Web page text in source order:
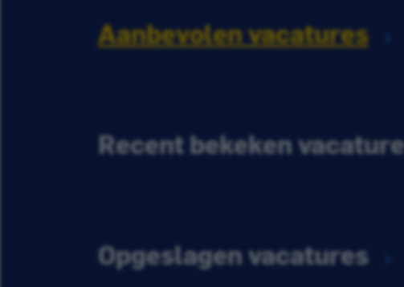
Aanbevolen vacatures
Recent bekeken
Opgeslagen vacatures